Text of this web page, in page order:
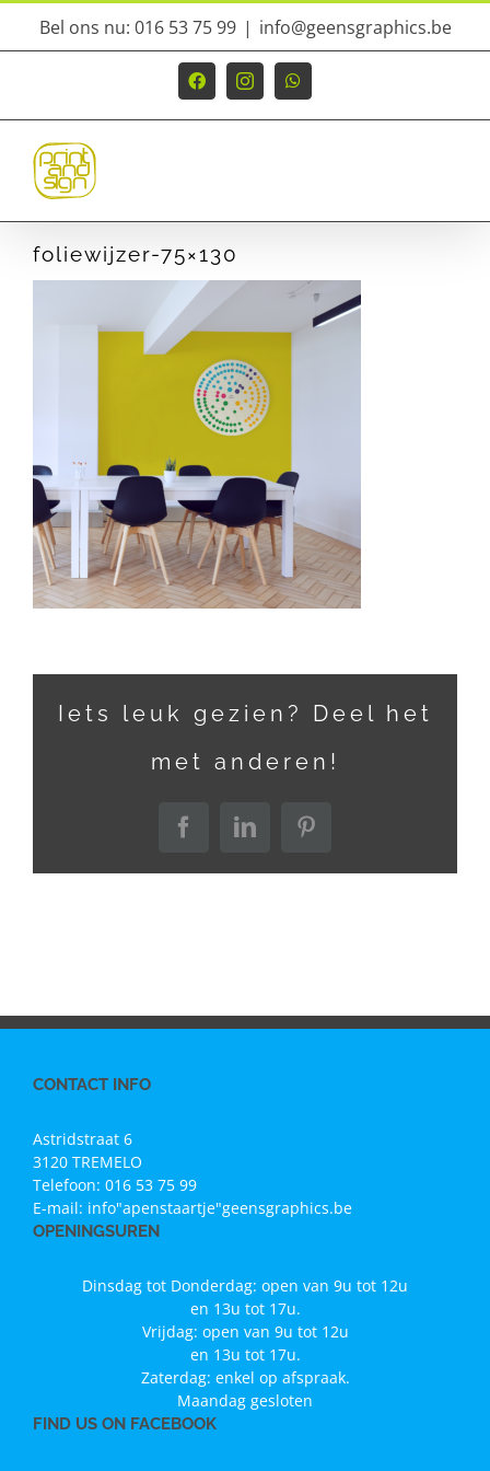
Ga
inhoud
Bel ons nu: 016 53 75 99 | info@geensgraphics.be
FacebookInstagramWhatsApp
foliewijzer-75×130
Iets leuk gezien? Deel het
met anderen!
FacebookLinkedInPinterest
CONTACT INFO
Astridstraat 6
3120 TREMELO
Telefoon: 016 53 75 99
E-mail: info"apenstaartje"geensgraphics.be
OPENINGSUREN
Dinsdag tot Donderdag: open van 9u tot 12u
en 13u tot 17u.
Vrijdag: open van 9u tot 12u
en 13u tot 17u.
Zaterdag: enkel op afspraak.
Maandag gesloten
FIND US ON FACEBOOK